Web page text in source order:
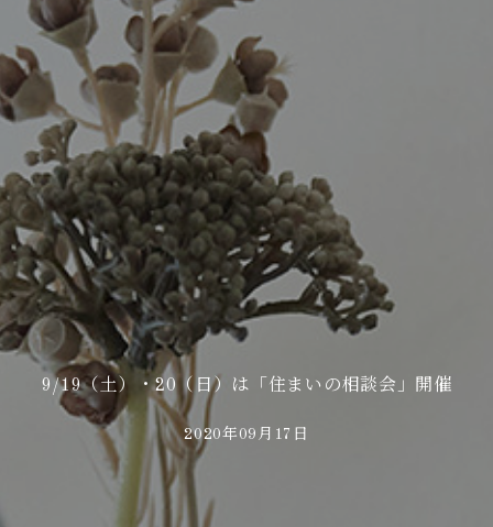
9/19（土）・20（日）は「住まいの相談会」開催
2020年09月17日